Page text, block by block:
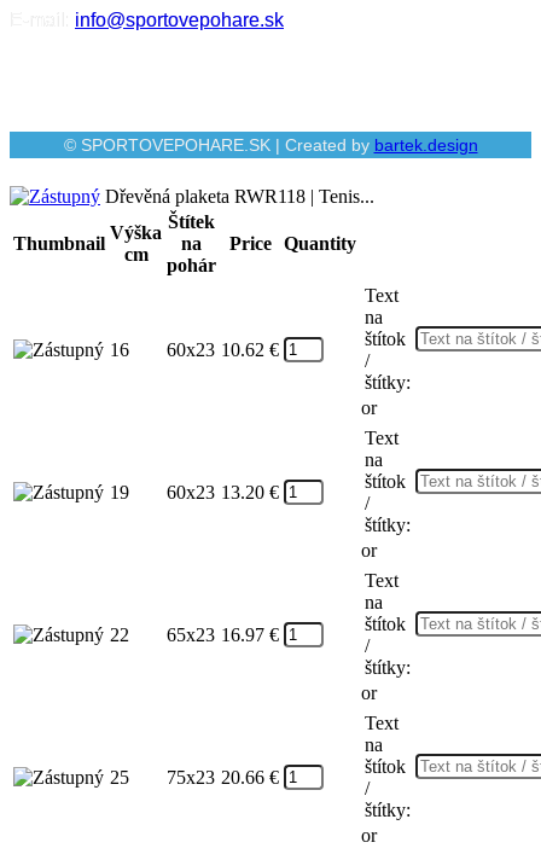
info@sportovepohare.sk
© SPORTOVEPOHARE.SK | Created by bartek.design
Dřevěná plaketa RWR118 | Tenis...
Thumbnail
Výška
cm
Štítek
na
pohár
Price Quantity
16 60x23 10.62 €
Text
na
štítok
/
štítky:
or
19 60x23 13.20 €
Text
na
štítok
/
štítky:
or
22 65x23 16.97 €
Text
na
štítok
/
štítky:
or
25 75x23 20.66 €
Text
na
štítok
/
štítky:
or